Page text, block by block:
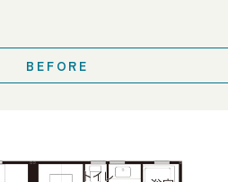
BEFORE